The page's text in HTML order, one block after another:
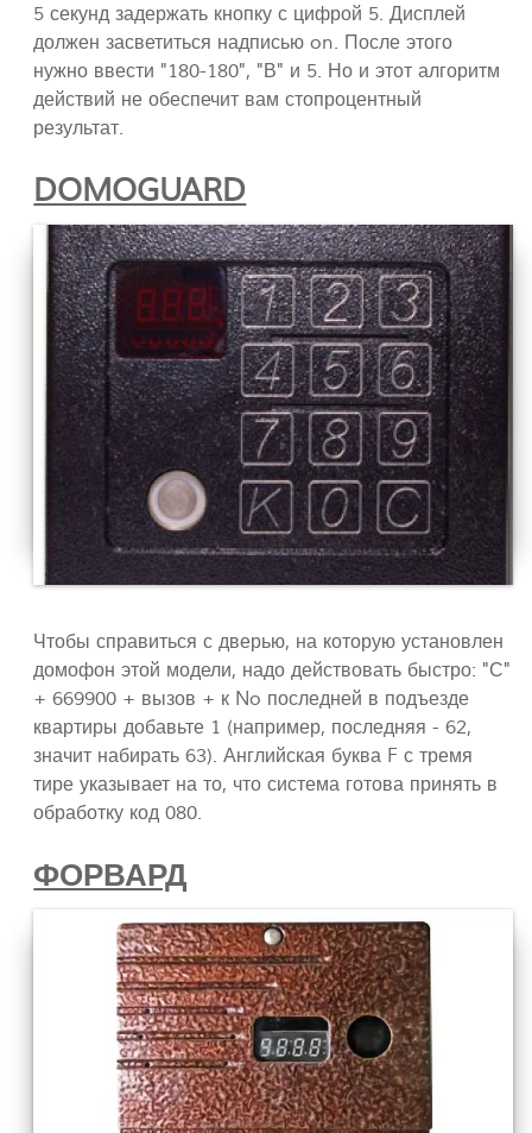
5 секунд задержать кнопку с цифрой 5. Дисплей
должен засветиться надписью on. После этого
нужно ввести "180-180", "В" и 5. Но и этот алгоритм
действий не обеспечит вам стопроцентный
результат.
DOMOGUARD
Чтобы справиться с дверью, на которую установлен
домофон этой модели, надо действовать быстро: "С"
+ 669900 + вызов + к No последней в подъезде
квартиры добавьте 1 (например, последняя - 62,
значит набирать 63). Английская буква F с тремя
тире указывает на то, что система готова принять в
обработку код 080.
ФОРВАРД